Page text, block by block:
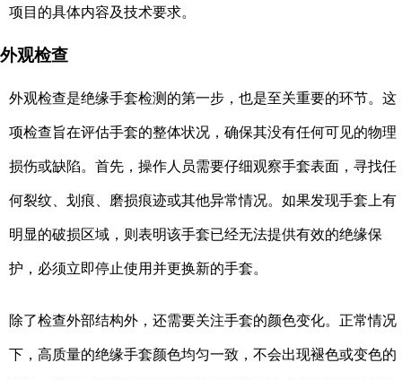
项目的具体内容及技术要求。
外观检查
外观检查是绝缘手套检测的第一步，也是至关重要的环节。这
项检查旨在评估手套的整体状况，确保其没有任何可见的物理
损伤或缺陷。首先，操作人员需要仔细观察手套表面，寻找任
何裂纹、划痕、磨损痕迹或其他异常情况。如果发现手套上有
明显的破损区域，则表明该手套已经无法提供有效的绝缘保
护，必须立即停止使用并更换新的手套。
除了检查外部结构外，还需要关注手套的颜色变化。正常情况
下，高质量的绝缘手套颜色均匀一致，不会出现褪色或变色的